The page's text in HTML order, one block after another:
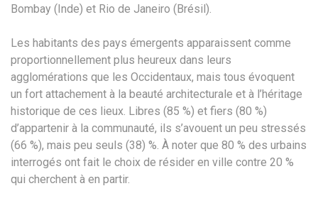
Bombay (Inde) et Rio de Janeiro (Brésil).
Les habitants des pays émergents apparaissent comme
proportionnellement plus heureux dans leurs
agglomérations que les Occidentaux, mais tous évoquent
un fort attachement à la beauté architecturale et à l’héritage
historique de ces lieux. Libres (85 %) et fiers (80 %)
d’appartenir à la communauté, ils s’avouent un peu stressés
(66 %), mais peu seuls (38) %. À noter que 80 % des urbains
interrogés ont fait le choix de résider en ville contre 20 %
qui cherchent à en partir.